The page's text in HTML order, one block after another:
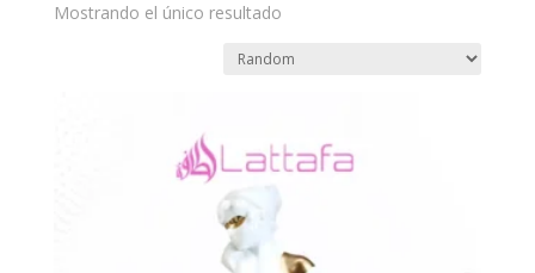
Mostrando el único resultado